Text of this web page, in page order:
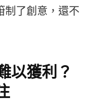
制了創意，還不
以獲利？